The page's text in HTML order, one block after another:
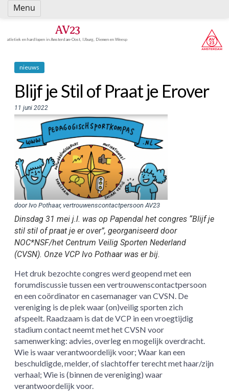
Spring
naar
AV23
atletiek en hardlopen in Amsterdam-Oost, IJburg, Diemen en Weesp
nieuws
Blijf je Stil of Praat je Erover
11 juni 2022
door Ivo Pothaar, vertrouwenscontactpersoon AV23
Dinsdag 31 mei j.l. was op Papendal het congres “Blijf je
stil stil of praat je er over”, georganiseerd door
NOC*NSF/het Centrum Veilig Sporten Nederland
(CVSN). Onze VCP Ivo Pothaar was er bij.
Het druk bezochte congres werd geopend met een
forumdiscussie tussen een vertrouwenscontactpersoon
en een coördinator en casemanager van CVSN. De
vereniging is de plek waar (on)veilig sporten zich
afspeelt. Raadzaam is dat de VCP in een vroegtijdig
stadium contact neemt met het CVSN voor
samenwerking: advies, overleg en mogelijk overdracht.
Wie is waar verantwoordelijk voor; Waar kan een
beschuldigde, melder, of slachtoffer terecht met haar/zijn
verhaal; Wie is (binnen de vereniging) waar
verantwoordelijk voor.
Menu